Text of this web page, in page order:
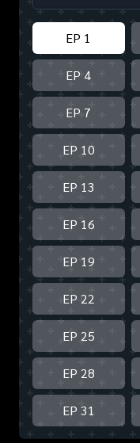
EP 1
EP 4
EP 7
EP 10
EP 13
EP 16
EP 19
EP 22
EP 25
EP 28
EP 31